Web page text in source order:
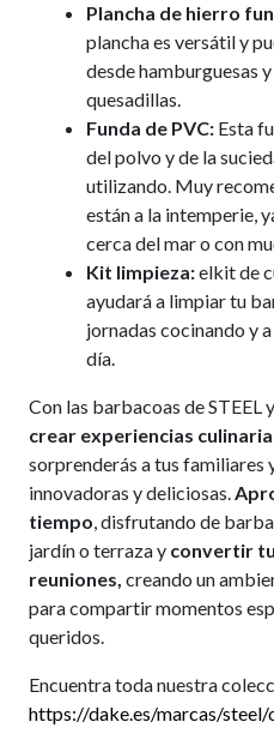
Plancha de hierro
plancha es versátil y
desde hamburguesas
quesadillas.
Funda de PVC:Esta
del polvo y de la
utilizando. Muy
están a la intemperie,
cerca del mar o con
Kit limpieza:elkit de
ayudará a limpiar tu
jornadas cocinando y
día.
Con las barbacoas de STEEL
crear experiencias
sorprenderás a tus familiares
innovadoras y deliciosas.
tiempo, disfrutando de
jardín o terraza y convertir
reuniones, creando un
para compartir momentos
queridos.
Encuentra toda nuestra
https://dake.es/marcas/